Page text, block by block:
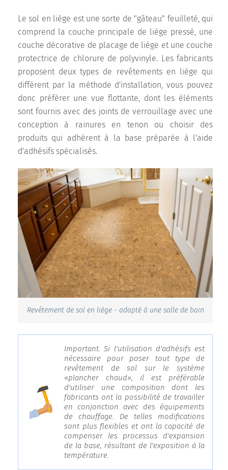
Le sol en liège est une sorte de "gâteau" feuilleté, qui
comprend la couche principale de liège pressé, une
couche décorative de placage de liège et une couche
protectrice de chlorure de polyvinyle. Les fabricants
proposent deux types de revêtements en liège qui
diffèrent par la méthode d'installation, vous pouvez
donc préférer une vue flottante, dont les éléments
sont fournis avec des joints de verrouillage avec une
conception à rainures en tenon ou choisir des
produits qui adhèrent à la base préparée à l'aide
d'adhésifs spécialisés.
Revêtement de sol en liège - adapté à une salle de bain
Important. Si l'utilisation d'adhésifs est
nécessaire pour poser tout type de
revêtement de sol sur le système
«plancher chaud», il est préférable
d'utiliser une composition dont les
fabricants ont la possibilité de travailler
en conjonction avec des équipements
de chauffage. De telles modifications
sont plus flexibles et ont la capacité de
compenser les processus d'expansion
de la base, résultant de l'exposition à la
température.